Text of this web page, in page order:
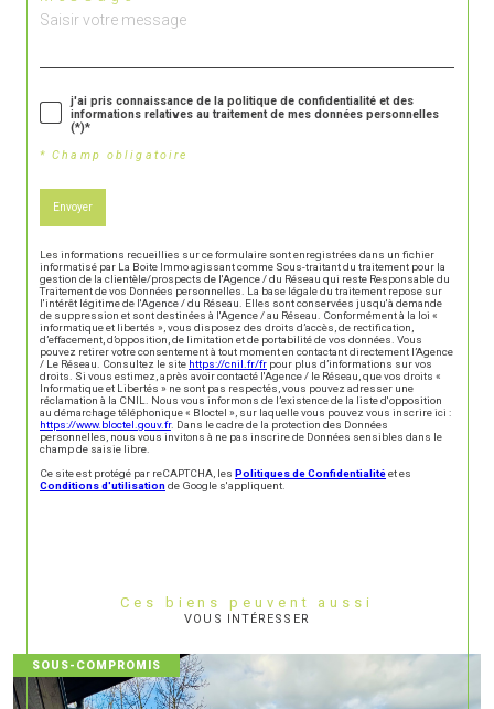
j'ai pris connaissance de la politique de confidentialité et des
informations relatives au traitement de mes données personnelles
(*)*
* Champ obligatoire
Envoyer
Les informations recueillies sur ce formulaire sont enregistrées dans un fichier
informatisé par La Boite Immo agissant comme Sous-traitant du traitement pour la
gestion de la clientèle/prospects de l'Agence / du Réseau qui reste Responsable du
Traitement de vos Données personnelles. La base légale du traitement repose sur
l'intérêt légitime de l'Agence / du Réseau. Elles sont conservées jusqu'à demande
de suppression et sont destinées à l'Agence / au Réseau. Conformément à la loi «
informatique et libertés », vous disposez des droits d’accès, de rectification,
d’effacement, d’opposition, de limitation et de portabilité de vos données. Vous
pouvez retirer votre consentement à tout moment en contactant directement l’Agence
/ Le Réseau. Consultez le site https://cnil.fr/fr pour plus d’informations sur vos
droits. Si vous estimez, après avoir contacté l'Agence / le Réseau, que vos droits «
Informatique et Libertés » ne sont pas respectés, vous pouvez adresser une
réclamation à la CNIL. Nous vous informons de l’existence de la liste d'opposition
au démarchage téléphonique « Bloctel », sur laquelle vous pouvez vous inscrire ici :
https://www.bloctel.gouv.fr. Dans le cadre de la protection des Données
personnelles, nous vous invitons à ne pas inscrire de Données sensibles dans le
champ de saisie libre.
Ce site est protégé par reCAPTCHA, les Politiques de Confidentialitéet es
Conditions d'utilisationde Google s'appliquent.
Ces biens peuvent aussi
VOUS INTÉRESSER
SOUS-COMPROMIS